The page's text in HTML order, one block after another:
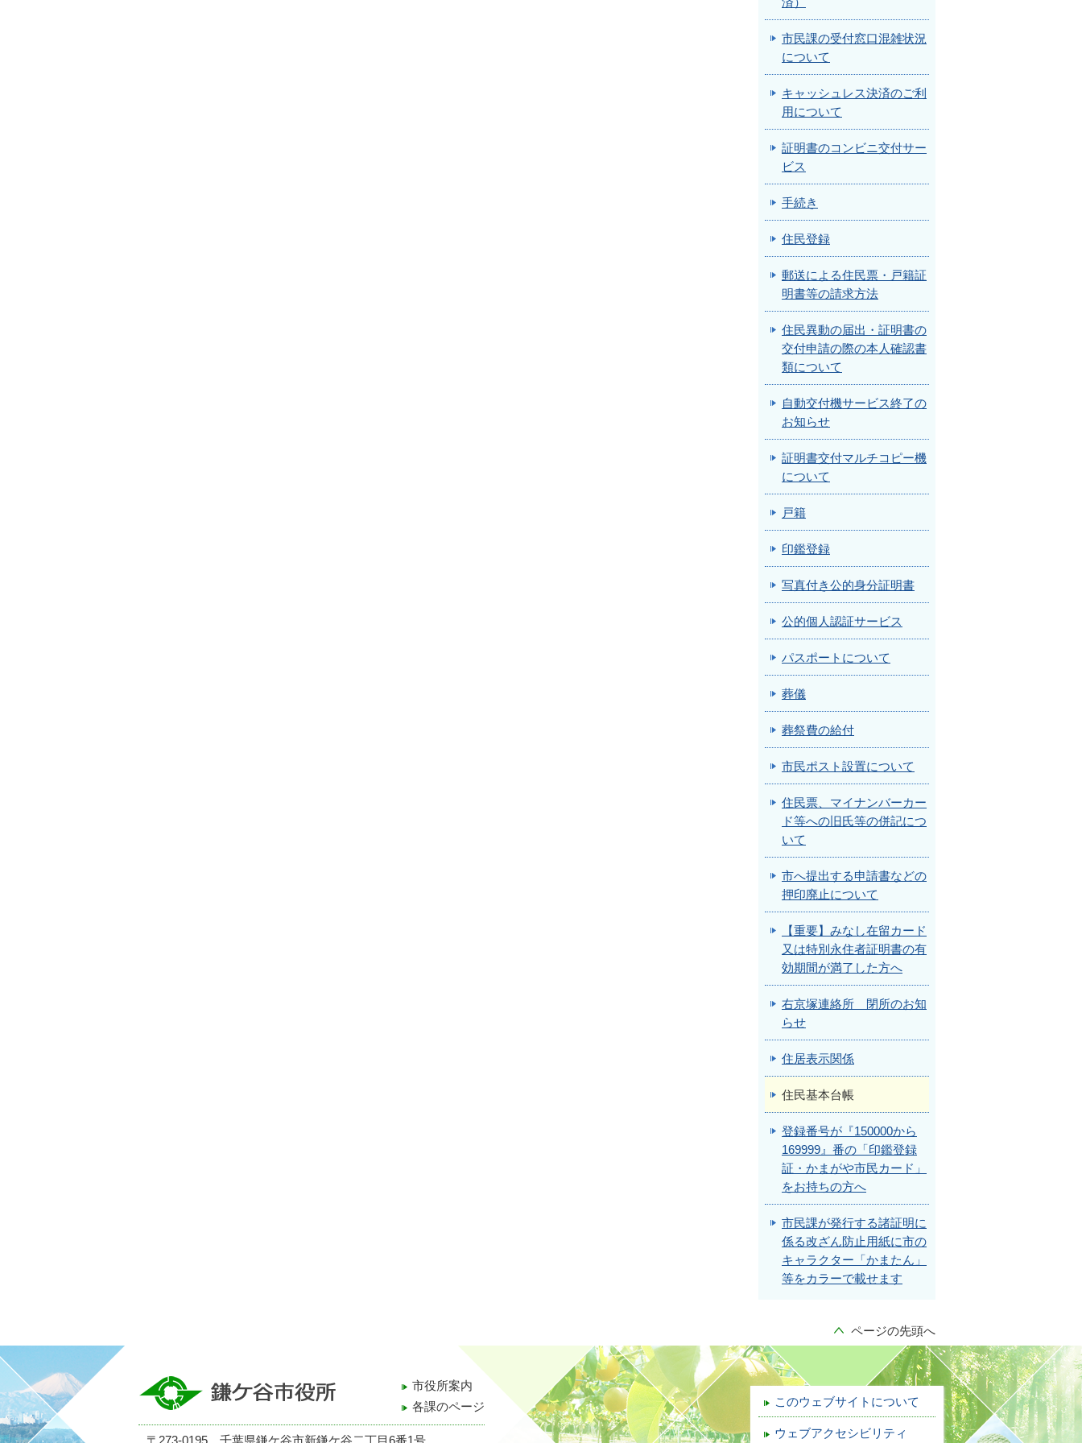
市民課の受付窓口混雑状況
について
キャッシュレス決済のご利
用について
証明書のコンビニ交付サー
ビス
手続き
住民登録
郵送による住民票・戸籍証
明書等の請求方法
住民異動の届出・証明書の
交付申請の際の本人確認書
類について
自動交付機サービス終了の
お知らせ
証明書交付マルチコピー機
について
戸籍
印鑑登録
写真付き公的身分証明書
公的個人認証サービス
パスポートについて
葬儀
葬祭費の給付
市民ポスト設置について
住民票、マイナンバーカー
ド等への旧氏等の併記につ
いて
市へ提出する申請書などの
押印廃止について
【重要】みなし在留カード
又は特別永住者証明書の有
効期間が満了した方へ
右京塚連絡所 閉所のお知
らせ
住居表示関係
住民基本台帳
登録番号が『150000から
169999』番の「印鑑登録
証・かまがや市民カード」
をお持ちの方へ
市民課が発行する諸証明に
係る改ざん防止用紙に市の
キャラクター「かまたん」
等をカラーで載せます
ページの先頭へ
市役所案内
各課のページ
このウェブサイトについて
ウェブアクセシビリティ